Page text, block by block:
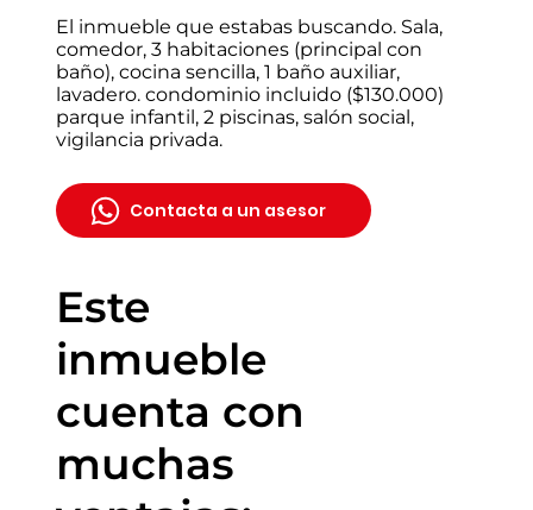
El inmueble que estabas buscando. Sala,
comedor, 3 habitaciones (principal con
baño), cocina sencilla, 1 baño auxiliar,
lavadero. condominio incluido ($130.000)
parque infantil, 2 piscinas, salón social,
vigilancia privada.
Contacta a un asesor
Este
inmueble
cuenta con
muchas